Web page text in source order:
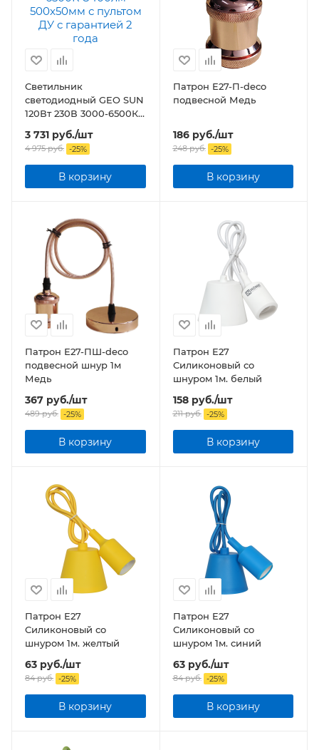
Светильник
светодиодный GEO SUN
120Вт 230В 3000-6500К
8400лм 500x50мм с
пультом ДУ
3 731 руб./шт
4 975руб. -25%
В корзину
Патрон Е27-П-deco
подвесной Медь
186руб./шт
248руб. -25%
В корзину
Патрон Е27-ПШ-deco
подвесной шнур 1м
Медь
367 руб./шт
489руб. -25%
В корзину
Патрон Е27
Силиконовый со
шнуром 1м. белый
158руб./шт
211руб. -25%
В корзину
Патрон Е27
Силиконовый со
шнуром 1м. желтый
63 руб./шт
84руб. -25%
В корзину
Патрон Е27
Силиконовый со
шнуром 1м. синий
63руб./шт
84руб. -25%
В корзину